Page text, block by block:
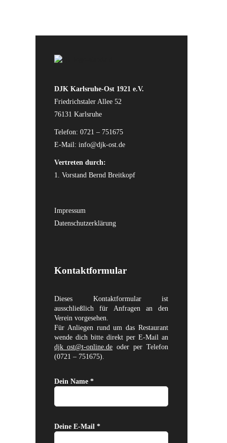
DJK Karlsruhe-Ost 1921 e.V.
Friedrichstaler Allee 52
76131 Karlsruhe
Telefon: 0721 – 751675
E-Mail: info@djk-ost.de
Vertreten durch:
1. Vorstand Bernd Breitkopf
Impressum
Datenschutzerklärung
Kontaktformular
Dieses Kontaktformular ist
ausschließlich für Anfragen an den
Verein vorgesehen.
Für Anliegen rund um das Restaurant
wende dich bitte direkt per E-Mail an
djk_ost@t-online.de oder per Telefon
(0721 – 751675).
Dein Name *
Deine E-Mail *